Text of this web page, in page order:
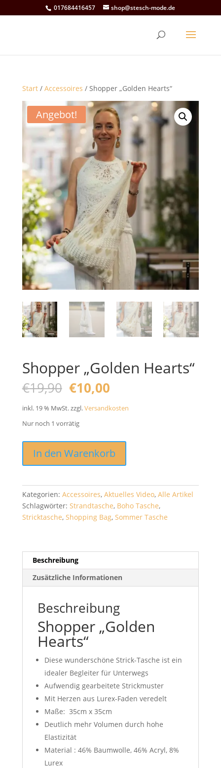
017684416457 shop@stesch-mode.de
Start/ Accessoires / Shopper „Golden Hearts“
Angebot!
Shopper „Golden Hearts“
€19,90 Ursprünglicher
Preis
war:
€19,90
€10,00Aktueller
ist:
inkl. 19 % MwSt.zzgl.Versandkosten
Nur noch 1 vorrätig
"Golden
Hearts"
In den Warenkorb
Kategorien: Accessoires, Aktuelles Video, Alle Artikel
Schlagwörter: Strandtasche, Boho Tasche,
Stricktasche, Shopping Bag, Sommer Tasche
Beschreibung
Zusätzliche Informationen
Beschreibung
Shopper „Golden
Hearts“
Diese wunderschöne Strick-Tasche ist ein
idealer Begleiter für Unterwegs
Aufwendig gearbeitete Strickmuster
Mit Herzen aus Lurex-Faden veredelt
Maße: 35cm x 35cm
Deutlich mehr Volumen durch hohe
Elastizität
Material : 46% Baumwolle, 46% Acryl, 8%
Lurex